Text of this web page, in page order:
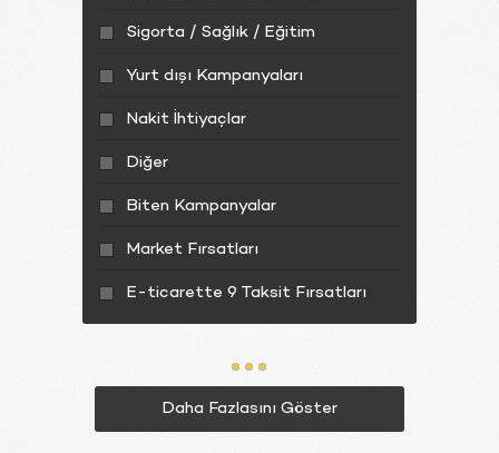
Sigorta / Sağlık / Eğitim
Yurt dışı Kampanyaları
Nakit İhtiyaçlar
Diğer
Biten Kampanyalar
Market Fırsatları
E-ticarette 9 Taksit Fırsatları
Daha Fazlasını Göster